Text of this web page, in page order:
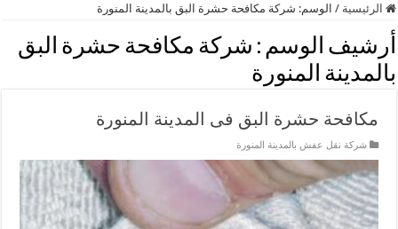
الرئيسية / الوسم: شركة مكافحة حشرة البق بالمدينة المنورة
أرشيف الوسم : شركة مكافحة حشرة البق
بالمدينة المنورة
مكافحة حشرة البق فى المدينة المنورة
شركة نقل عفش بالمدينة المنورة